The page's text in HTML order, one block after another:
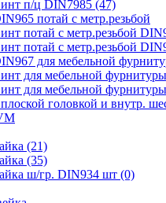
п/ц DIN7985 (47)
потай с метр.резьбой
потай с метр.резьбой
потай с метр.резьбой
для мебельной
для мебельной
для мебельной
головкой и внутр.
(21)
(35)
ш/гр. DIN934 шт (0)